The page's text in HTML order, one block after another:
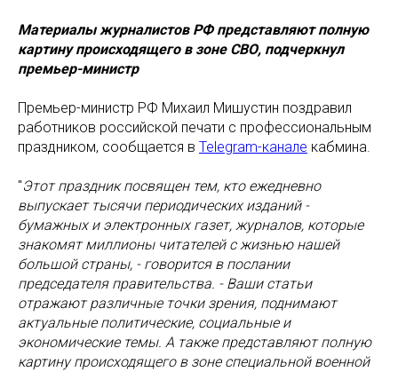
Материалы журналистов РФ представляют полную
картину происходящего в зоне СВО, подчеркнул
премьер-министр
Премьер-министр РФ Михаил Мишустин поздравил
работников российской печати с профессиональным
праздником, сообщается в Telegram-канале кабмина.
"Этот праздник посвящен тем, кто ежедневно
выпускает тысячи периодических изданий -
бумажных и электронных газет, журналов, которые
знакомят миллионы читателей с жизнью нашей
большой страны, - говорится в послании
председателя правительства. - Ваши статьи
отражают различные точки зрения, поднимают
актуальные политические, социальные и
экономические темы. А также представляют полную
картину происходящего в зоне специальной военной